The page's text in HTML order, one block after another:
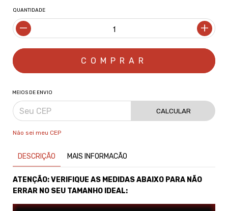
QUANTIDADE
MEIOS DE ENVIO
CALCULAR
Não sei meu CEP
DESCRIÇÃO MAIS INFORMACÃO
ATENÇÃO: VERIFIQUE AS MEDIDAS ABAIXO PARA NÃO
ERRAR NO SEU TAMANHO IDEAL: